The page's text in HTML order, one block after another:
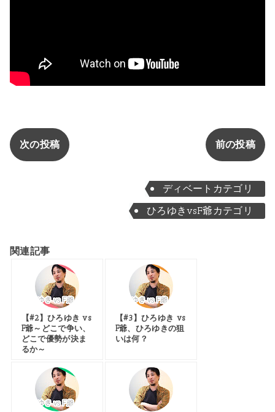
次の投稿 前の投稿
ディベートカテゴリ
ひろゆきvsF爺カテゴリ
関連記事
【#2】ひろゆき vs
F爺～どこで争い、
どこで優勢が決ま
るか～
【#3】ひろゆき vs
F爺、ひろゆきの狙
いは何？